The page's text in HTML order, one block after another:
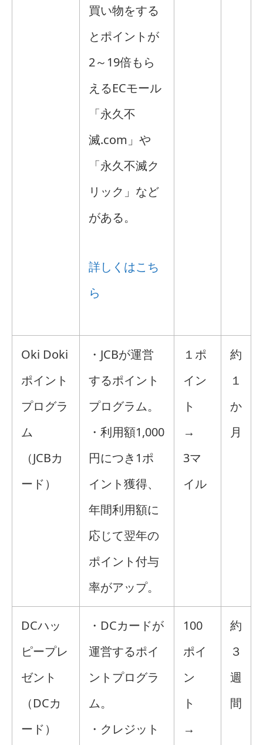
買い物をする
とポイントが
2～19倍もら
えるECモール
「永久不
滅.com」や
「永久不滅ク
リック」など
がある。
詳しくはこち
ら
Oki Doki
ポイント
プログラ
ム
（JCBカ
ード）
・JCBが運営
するポイント
プログラム。
・利用額1,000
円につき1ポ
イント獲得、
年間利用額に
応じて翌年の
ポイント付与
率がアップ。
１ポ
イン
ト
→
3マ
イル
約
１
か
月
DCハッ
ピープレ
ゼント
（DCカ
ード）
・DCカードが
運営するポイ
ントプログラ
ム。
・クレジット
100
ポイ
ン
ト
→
約
３
週
間